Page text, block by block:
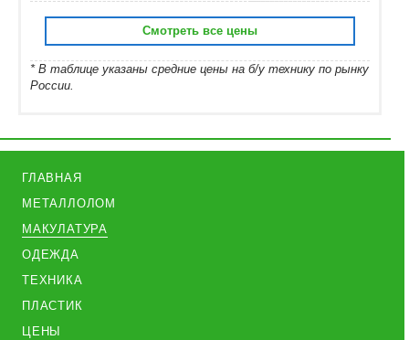
Смотреть все цены
* В таблице указаны средние цены на б/у технику по рынку
России.
ГЛАВНАЯ
МЕТАЛЛОЛОМ
МАКУЛАТУРА
ОДЕЖДА
ТЕХНИКА
ПЛАСТИК
ЦЕНЫ